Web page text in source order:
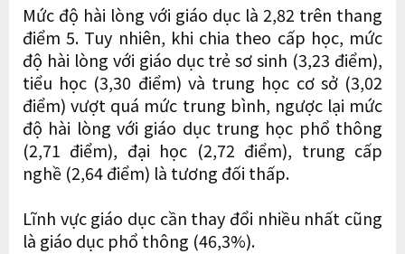
Mức độ hài lòng với giáo dục là 2,82 trên thang
điểm 5. Tuy nhiên, khi chia theo cấp học, mức
độ hài lòng với giáo dục trẻ sơ sinh (3,23 điểm),
tiểu học (3,30 điểm) và trung học cơ sở (3,02
điểm) vượt quá mức trung bình, ngược lại mức
độ hài lòng với giáo dục trung học phổ thông
(2,71 điểm), đại học (2,72 điểm), trung cấp
nghề (2,64 điểm) là tương đối thấp.
Lĩnh vực giáo dục cần thay đổi nhiều nhất cũng
là giáo dục phổ thông (46,3%).